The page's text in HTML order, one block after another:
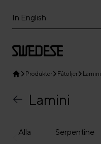
In English
Produkter Fåtöljer Lamini
Lamini
Alla Serpentine